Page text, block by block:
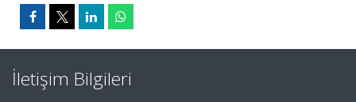
İletişim Bilgileri